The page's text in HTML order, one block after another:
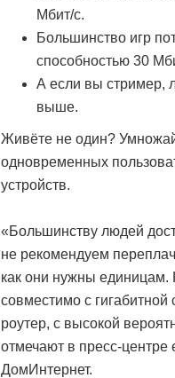
Мбит/с.
Большинство игр
способностью 30
А если вы стример,
выше.
Живёте не один?
одновременных
устройств.
«Большинству людей
не рекомендуем
как они нужны единицам.
совместимо с
роутер, с высокой
отмечают в пресс-центре
ДомИнтернет.